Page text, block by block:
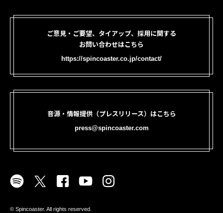
ご意見・ご要望、タイアップ、採用に関する
お問い合わせはこちら
https://spincoaster.co.jp/contact/
音源・情報提供（プレスリリース）はこちら
press@spincoaster.com
©︎ Spincoaster. All rights reserved.